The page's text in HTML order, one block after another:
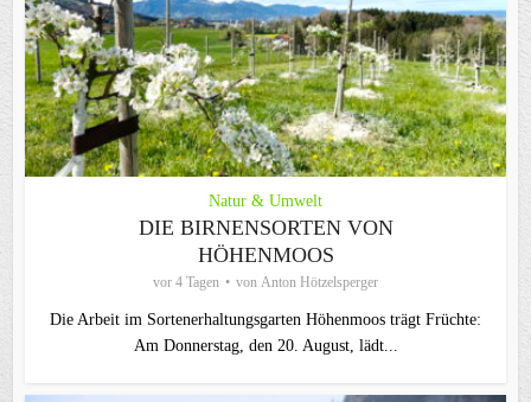
Natur & Umwelt
DIE BIRNENSORTEN VON
HÖHENMOOS
vor 4 Tagen von Anton Hötzelsperger
Die Arbeit im Sortenerhaltungsgarten Höhenmoos trägt Früchte:
Am Donnerstag, den 20. August, lädt...